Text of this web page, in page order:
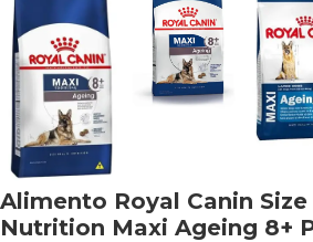
Alimento Royal Canin
Nutrition Maxi Ageing 8+